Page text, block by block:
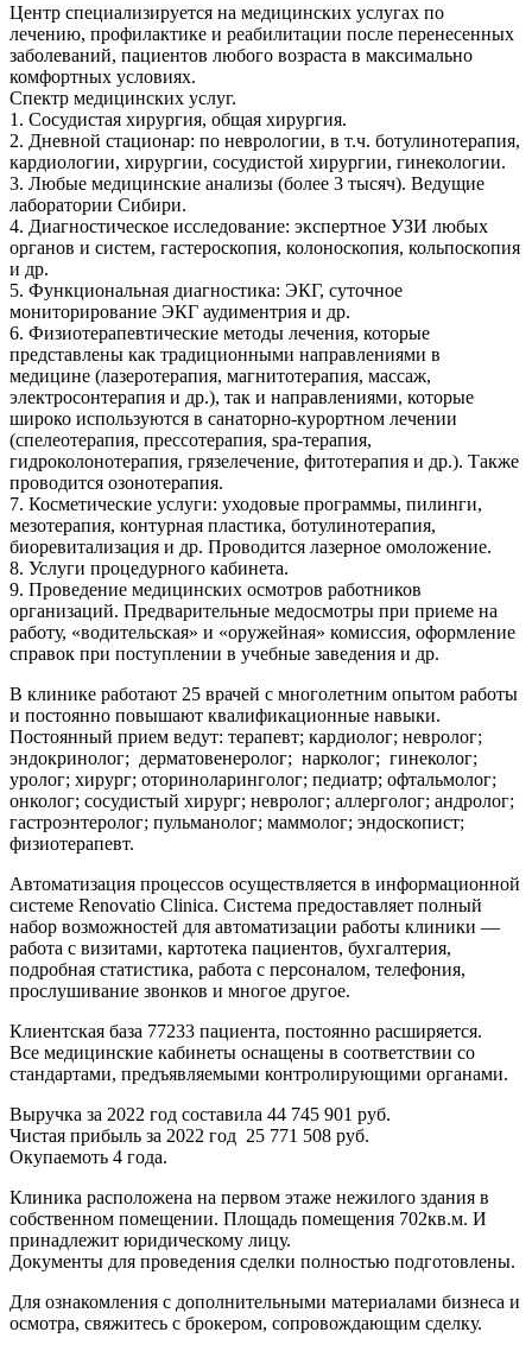
Центр специализируется на медицинских услугах по
лечению, профилактике и реабилитации после перенесенных
заболеваний, пациентов любого возраста в максимально
комфортных условиях.
Спектр медицинских услуг.
1. Сосудистая хирургия, общая хирургия.
2. Дневной стационар: по неврологии, в т.ч. ботулинотерапия,
кардиологии, хирургии, сосудистой хирургии, гинекологии.
3. Любые медицинские анализы (более 3 тысяч). Ведущие
лаборатории Сибири.
4. Диагностическое исследование: экспертное УЗИ любых
органов и систем, гастероскопия, колоноскопия, кольпоскопия
и др.
5. Функциональная диагностика: ЭКГ, суточное
мониторирование ЭКГ аудиментрия и др.
6. Физиотерапевтические методы лечения, которые
представлены как традиционными направлениями в
медицине (лазеротерапия, магнитотерапия, массаж,
электросонтерапия и др.), так и направлениями, которые
широко используются в санаторно-курортном лечении
(спелеотерапия, прессотерапия, spa-терапия,
гидроколонотерапия, грязелечение, фитотерапия и др.). Также
проводится озонотерапия.
7. Косметические услуги: уходовые программы, пилинги,
мезотерапия, контурная пластика, ботулинотерапия,
биоревитализация и др. Проводится лазерное омоложение.
8. Услуги процедурного кабинета.
9. Проведение медицинских осмотров работников
организаций. Предварительные медосмотры при приеме на
работу, «водительская» и «оружейная» комиссия, оформление
справок при поступлении в учебные заведения и др.
В клинике работают 25 врачей с многолетним опытом работы
и постоянно повышают квалификационные навыки.
Постоянный прием ведут: терапевт; кардиолог; невролог;
эндокринолог; дерматовенеролог; нарколог; гинеколог;
уролог; хирург; оториноларинголог; педиатр; офтальмолог;
онколог; сосудистый хирург; невролог; аллерголог; андролог;
гастроэнтеролог; пульманолог; маммолог; эндоскопист;
физиотерапевт.
Автоматизация процессов осуществляется в информационной
системе Renovatio Clinica. Система предоставляет полный
набор возможностей для автоматизации работы клиники —
работа с визитами, картотека пациентов, бухгалтерия,
подробная статистика, работа с персоналом, телефония,
прослушивание звонков и многое другое.
Клиентская база 77233 пациента, постоянно расширяется.
Все медицинские кабинеты оснащены в соответствии со
стандартами, предъявляемыми контролирующими органами.
Выручка за 2022 год составила 44 745 901 руб.
Чистая прибыль за 2022 год 25 771 508 руб.
Окупаемоть 4 года.
Клиника расположена на первом этаже нежилого здания в
собственном помещении. Площадь помещения 702кв.м. И
принадлежит юридическому лицу.
Документы для проведения сделки полностью подготовлены.
Для ознакомления с дополнительными материалами бизнеса и
осмотра, свяжитесь с брокером, сопровождающим сделку.